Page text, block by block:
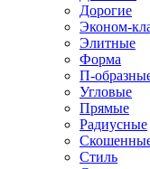
Дорогие
Эконом-
Элитные
Форма
П-
Угловые
Прямые
Радиусные
Стиль